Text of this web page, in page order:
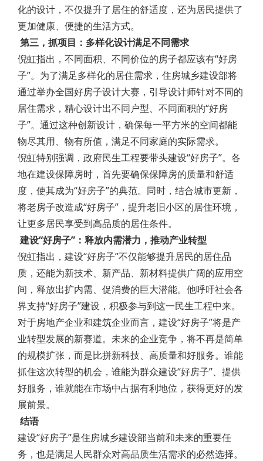
化的设计，不仅提升了居住的舒适度，还为居民提供了
更加健康、便捷的生活方式。
第三，抓项目：多样化设计满足不同需求
倪虹指出，不同面积、不同价位的房子都应该有“好房
子”。为了满足多样化的居住需求，住房城乡建设部将
通过举办全国好房子设计大赛，引导设计师针对不同的
居住需求，精心设计出不同户型、不同面积的“好房
子”。通过这种创新设计，确保每一平方米的空间都能
物尽其用、物有所值，满足不同家庭的实际需求。
倪虹特别强调，政府民生工程要带头建设“好房子”。各
地在建设保障房时，首先要确保保障房的质量和舒适
度，使其成为“好房子”的典范。同时，结合城市更新，
将老房子改造成“好房子”，提升老旧小区的居住环境，
让更多居民享受到高品质的居住条件。
建设“好房子”：释放内需潜力，推动产业转型
倪虹指出，建设“好房子”不仅能够提升居民的居住品
质，还能为新技术、新产品、新材料提供广阔的应用空
间，释放出扩内需、促消费的巨大潜能。他呼吁社会各
界支持“好房子”建设，积极参与到这一民生工程中来。
对于房地产企业和建筑企业而言，建设“好房子”将是产
业转型发展的新赛道。未来的企业竞争，将不再是简单
的规模扩张，而是比拼新科技、高质量和好服务。谁能
抓住这次转型的机会，谁能为群众建设“好房子”、提供
好服务，谁就能在市场中占据有利地位，获得更好的发
展前景。
结语
建设“好房子”是住房城乡建设部当前和未来的重要任
务，也是满足人民群众对高品质生活需求的必然选择。